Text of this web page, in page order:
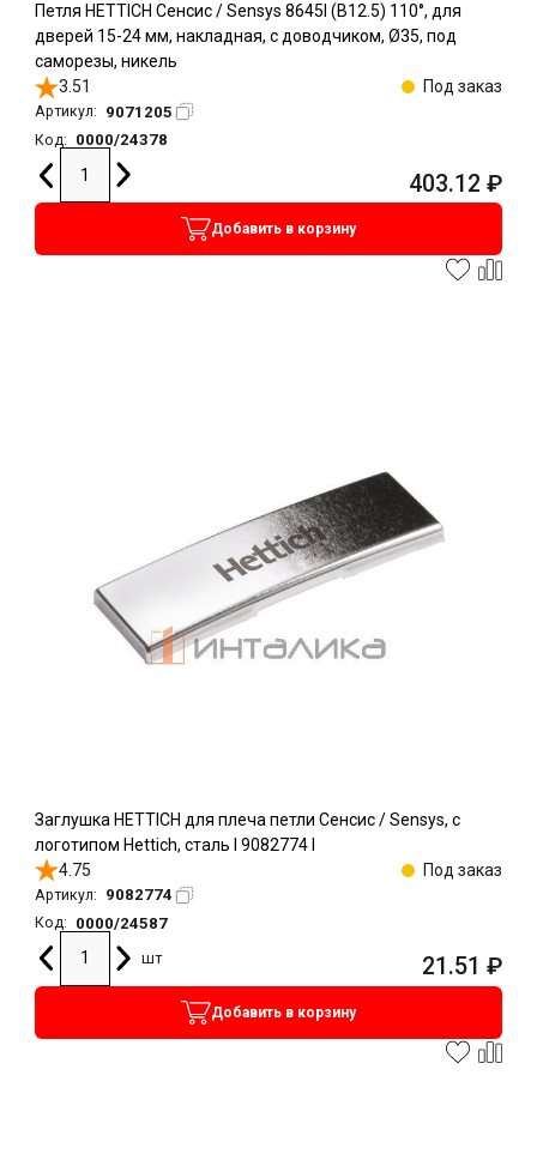
Петля HETTICH Сенсис / Sensys 8645I (B12.5) 110°, для
дверей 15-24 мм, накладная, с доводчиком, Ø35, под
саморезы, никель
3.51
Под заказ
Артикул: 9071205
Код: 0000/24378
403.12 ₽
Добавить в корзину
Заглушка HETTICH для плеча петли Сенсис / Sensys, с
логотипом Hettich, сталь l 9082774 l
4.75
Под заказ
Артикул: 9082774
Код:
0000/24587
шт
21.51 ₽
Добавить в корзину